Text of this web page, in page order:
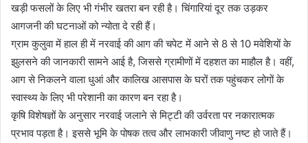
खड़ी फसलों के लिए भी गंभीर खतरा बन रही है। चिंगारियां दूर तक उड़कर
आगजनी की घटनाओं को न्योता दे रही हैं।
ग्राम कुलुवा में हाल ही में नरवाई की आग की चपेट में आने से 8 से 10 मवेशियों के
झुलसने की जानकारी सामने आई है, जिससे ग्रामीणों में दहशत का माहौल है। वहीं,
आग से निकलने वाला धुआं और कालिख आसपास के घरों तक पहुंचकर लोगों के
स्वास्थ्य के लिए भी परेशानी का कारण बन रहा है।
कृषि विशेषज्ञों के अनुसार नरवाई जलाने से मिट्टी की उर्वरता पर नकारात्मक
प्रभाव पड़ता है। इससे भूमि के पोषक तत्व और लाभकारी जीवाणु नष्ट हो जाते हैं।